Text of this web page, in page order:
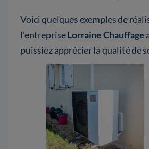
Voici quelques exemples de
l’entrepriseLorraine Chauffage
puissiez apprécier la qualité de